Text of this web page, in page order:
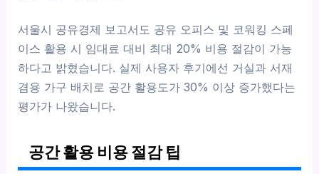
서울시 공유경제 보고서도 공유 오피스 및 코워킹 스페
이스 활용 시 임대료 대비 최대 20% 비용 절감이 가능
하다고 밝혔습니다. 실제 사용자 후기에선 거실과 서재
겸용 가구 배치로 공간 활용도가 30% 이상 증가했다는
평가가 나왔습니다.
공간 활용 비용 절감 팁